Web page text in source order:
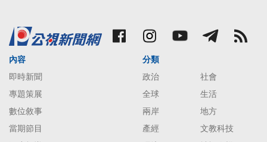
內容
即時新聞
專題策展
數位敘事
當期節目
分類
政治
社會
全球
生活
兩岸
地方
產經
文教科技